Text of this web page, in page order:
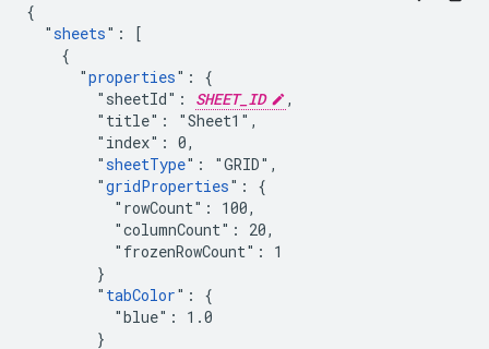
{
  "
sheets": [
    {
      "
properties": {
        "sheetId":
SHEET_ID
,
        "title": "Sheet1",
        "index": 0,
        "
sheetType": "GRID",
        "
gridProperties": {
          "rowCount": 100,
          "columnCount": 20,
          "frozenRowCount": 1
        }
        "
tabColor": {
          "blue": 1.0
        }